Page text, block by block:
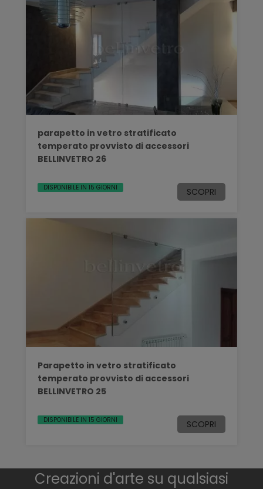
parapetto in vetro stratificato
temperato provvisto di accessori
BELLINVETRO 26
DISPONIBILE IN 15 GIORNI SCOPRI
Parapetto in vetro stratificato
temperato provvisto di accessori
BELLINVETRO 25
DISPONIBILE IN 15 GIORNI SCOPRI
Creazioni d'arte su qualsiasi